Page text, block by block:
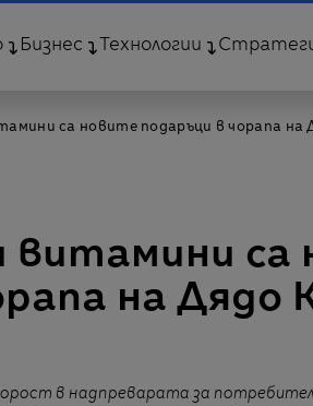
Бизнес Технологии
са новите подаръци в чорапа на
витамини са
на Дядо
в надпреварата за